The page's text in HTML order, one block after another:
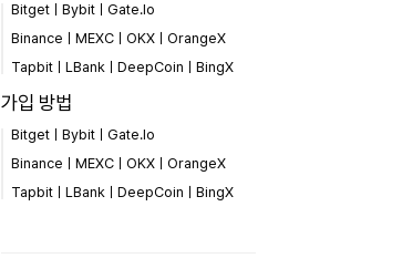
BitgetㅣBybitㅣGate.Io
BinanceㅣMEXCㅣOKXㅣOrangeX
TapbitㅣLBankㅣDeepCoinㅣBingX
가입 방법
BitgetㅣBybitㅣGate.Io
BinanceㅣMEXCㅣOKXㅣOrangeX
TapbitㅣLBankㅣDeepCoinㅣBingX